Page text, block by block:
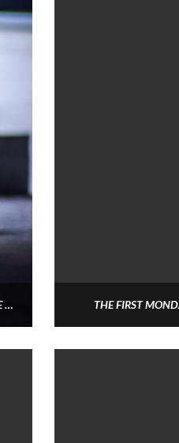
LYKI: “NO QUIERO QUE ME DEFINAN SOLO POR SER REIVINDICATIVA. QUIERO QUE ME ESCUCHEN PORQUE DISFRUTO HACIENDO MI MÚSICA” THE FIRST